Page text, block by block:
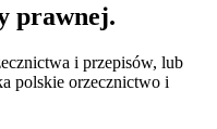
prawnej.
i przepisów, lub
polskie orzecznictwo i